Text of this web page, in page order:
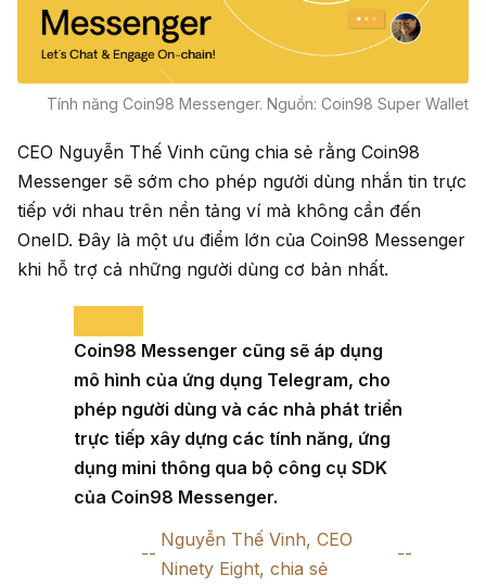
Tính năng Coin98 Messenger. Nguồn: Coin98 Super Wallet
CEO Nguyễn Thế Vinh cũng chia sẻ rằng Coin98
Messenger sẽ sớm cho phép người dùng nhắn tin trực
tiếp với nhau trên nền tảng ví mà không cần đến
OneID. Đây là một ưu điểm lớn của Coin98 Messenger
khi hỗ trợ cả những người dùng cơ bản nhất.
Coin98 Messenger cũng sẽ áp dụng
mô hình của ứng dụng Telegram, cho
phép người dùng và các nhà phát triển
trực tiếp xây dựng các tính năng, ứng
dụng mini thông qua bộ công cụ SDK
của Coin98 Messenger.
Nguyễn Thế Vinh, CEO
Ninety Eight, chia sẻ